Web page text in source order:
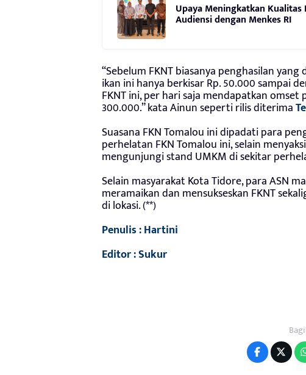
Upaya Meningkatkan
Audiensi dengan Menkes RI
“Sebelum FKNT biasanya penghasilan
ikan ini hanya berkisar Rp. 50.000 sampai
FKNT ini, per hari saja mendapatkan omset
300.000.” kata Ainun seperti rilis diterima
Suasana FKN Tomalou ini dipadati para
perhelatan FKN Tomalou ini, selain
mengunjungi stand UMKM di sekitar
Selain masyarakat Kota Tidore, para ASN
meramaikan dan mensukseskan FKNT
di lokasi. (**)
Penulis : Hartini
Editor : Sukur